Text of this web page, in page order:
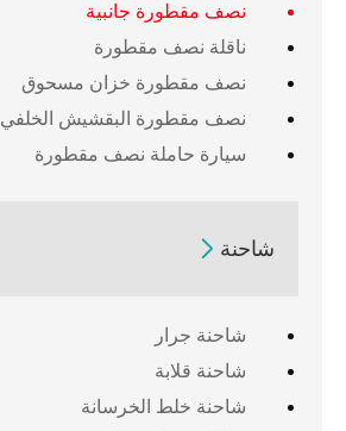
نصف مقطورة جانبية
ناقلة نصف مقطورة
نصف مقطورة خزان مسحوق
نصف مقطورة البقشيش الخلفي
سيارة حاملة نصف مقطورة
شاحنة 
شاحنة جرار
شاحنة قلابة
شاحنة خلط الخرسانة